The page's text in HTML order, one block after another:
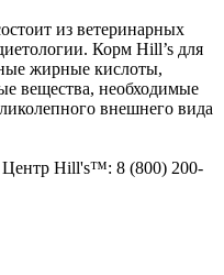
из ветеринарных
Корм Hill’s для
жирные кислоты,
вещества, необходимые
внешнего вида
Hill's™: 8 (800) 200-